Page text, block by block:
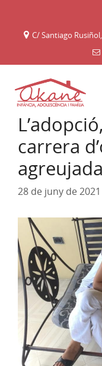
contingutC/ Santiago
carrera
28 de juny de 2021